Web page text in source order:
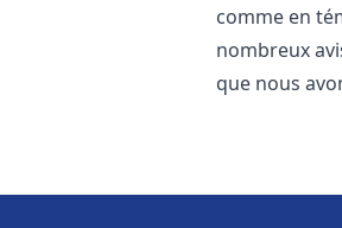
comme en
nombreux
que nous